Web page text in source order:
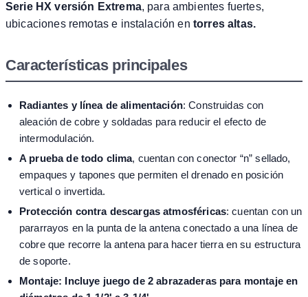
Serie HX versión Extrema, para ambientes fuertes,
ubicaciones remotas e instalación en torres altas.
Características principales
Radiantes y línea de alimentación: Construidas con
aleación de cobre y soldadas para reducir el efecto de
intermodulación.
A prueba de todo clima, cuentan con conector “n” sellado,
empaques y tapones que permiten el drenado en posición
vertical o invertida.
Protección contra descargas atmosféricas: cuentan con un
pararrayos en la punta de la antena conectado a una línea de
cobre que recorre la antena para hacer tierra en su estructura
de soporte.
Montaje: Incluye juego de 2 abrazaderas para montaje en